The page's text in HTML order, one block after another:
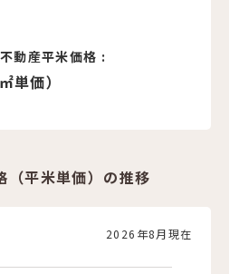
動産平米価格 :
単価）
（平米単価）の推移
2026年8月現在